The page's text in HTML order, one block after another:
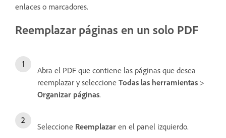
enlaces o marcadores.
Reemplazar páginas en un solo PDF
Abra el PDF que contiene las páginas que desea
reemplazar y seleccione Todas las herramientas >
Organizar páginas.
Seleccione Reemplazar en el panel izquierdo.